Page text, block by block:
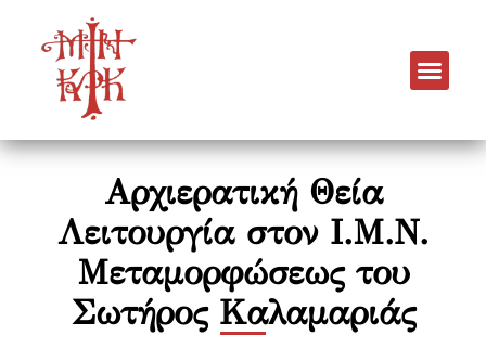
Αρχιερατική Θεία
Λειτουργία στον Ι.Μ.Ν.
Μεταμορφώσεως του
Σωτήρος Καλαμαριάς